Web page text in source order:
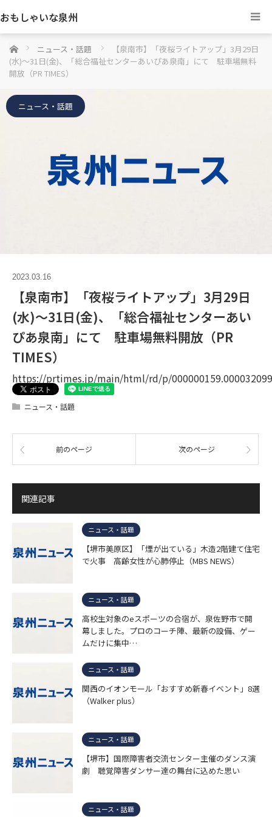
おもしゃいな泉州
ホーム ニュース・話題
【泉南市】「夜桜ライトアップ」3月29日
(水)～31日(金)、「総合福祉センターあいぴあ泉南」にて 駐車場無料
開放（PR TIMES）
ニュース・話題
2023.03.16
【泉南市】「夜桜ライトアップ」3月29日
(水)～31日(金)、「総合福祉センターあい
ぴあ泉南」にて 駐車場無料開放（PR
TIMES）
https://prtimes.jp/main/html/rd/p/
ニュース・話題
前のページ 次のページ
関連記事
ニュース・話題
【堺市美原区】「煙が出ている」木造2階建て住宅
で火事 高齢女性が心肺停止（MBS NEWS）
ニュース・話題
高校生対象のeスポーツの合宿が、泉佐野市で開
幕しました。プロのコーチ陣、最新の設備、ゲー
ムだけに集中…
ニュース・話題
関西のイオンモール「おすすめ新春イベント」8選
（Walker plus）
ニュース・話題
【堺市】国際障害者交流センター主催のダンス演
劇 聴覚障害ダンサー達の舞台に込めた思い
ニュース・話題